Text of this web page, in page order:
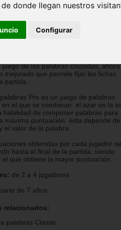
donde llegan nuestros
Configurar
juego de las palabras cruzadas,
mejorado que permite fijar las fichas
partida.
Pro es un juego de palabras
en el que se combinan: el azar en la
habilidad de componer palabras para
máxima puntuación: ésta depende
el valor de la palabra.
obtenidas por cada jugador
hasta el final de la partida, siendo
el que obtiene la mayor puntuación.
de 2 a 4 jugadores
de 7 años
relacionados:
palabras Classic